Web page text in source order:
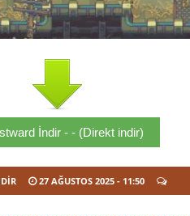
İndir - - (Direkt indir)
27 AĞUSTOS 2025 - 11:50